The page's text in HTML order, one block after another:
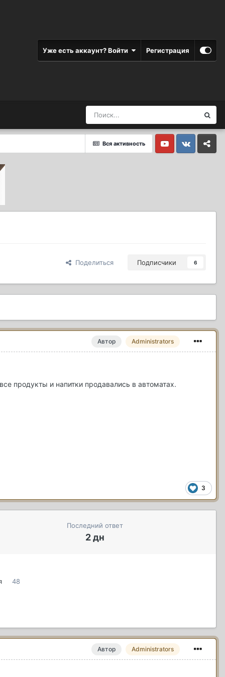
Уже есть аккаунт? Войти Регистрация
Вся активность
Youtube VkontakteYandex
Поделиться Подписчики 6
Автор Administrators
продукты и напитки продавались в автоматах.
3
Последний ответ
2 дн
48
Автор Administrators